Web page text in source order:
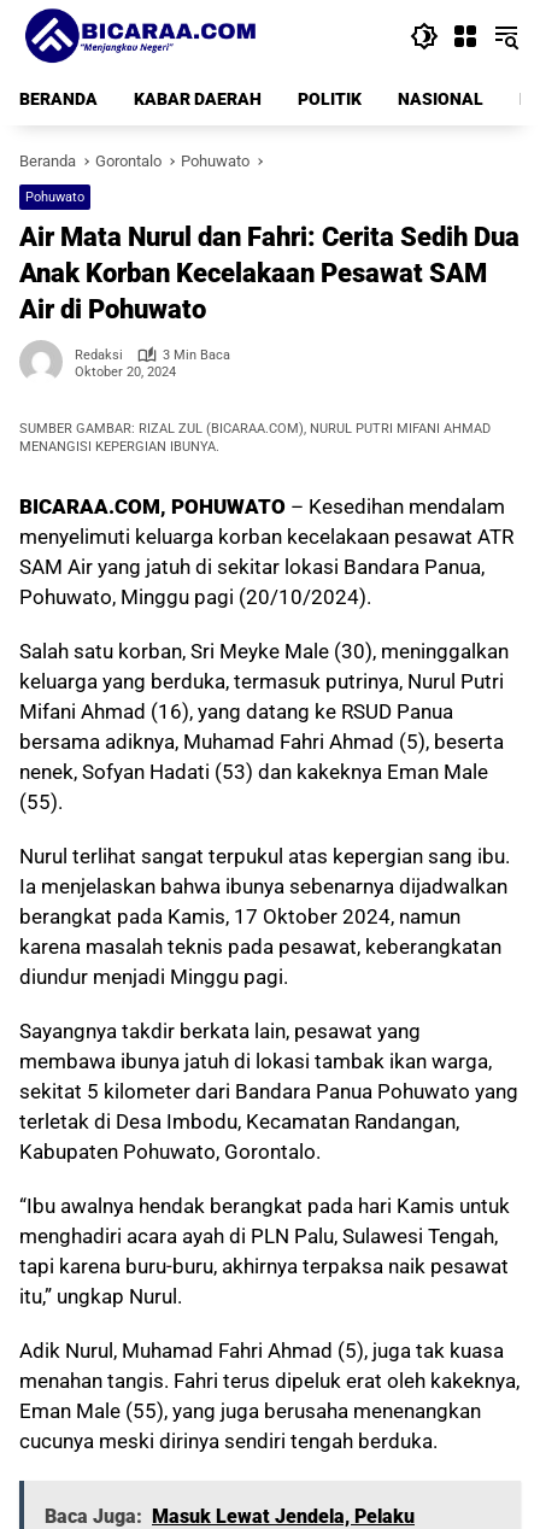
Langsung
konten
BERANDA
KABAR DAERAH POLITIK NASIONAL
Beranda Gorontalo Pohuwato
Pohuwato
Air Mata Nurul dan Fahri: Cerita Sedih Dua
Anak Korban Kecelakaan Pesawat SAM
Air di Pohuwato
Redaksi
3 Min Baca
Oktober 20, 2024
SUMBER GAMBAR: RIZAL ZUL (BICARAA.COM), NURUL PUTRI MIFANI AHMAD
MENANGISI KEPERGIAN IBUNYA.
BICARAA.COM, POHUWATO – Kesedihan mendalam
menyelimuti keluarga korban kecelakaan pesawat ATR
SAM Air yang jatuh di sekitar lokasi Bandara Panua,
Pohuwato, Minggu pagi (20/10/2024).
Salah satu korban, Sri Meyke Male (30), meninggalkan
keluarga yang berduka, termasuk putrinya, Nurul Putri
Mifani Ahmad (16), yang datang ke RSUD Panua
bersama adiknya, Muhamad Fahri Ahmad (5), beserta
nenek, Sofyan Hadati (53) dan kakeknya Eman Male
(55).
Nurul terlihat sangat terpukul atas kepergian sang ibu.
Ia menjelaskan bahwa ibunya sebenarnya dijadwalkan
berangkat pada Kamis, 17 Oktober 2024, namun
karena masalah teknis pada pesawat, keberangkatan
diundur menjadi Minggu pagi.
Sayangnya takdir berkata lain, pesawat yang
membawa ibunya jatuh di lokasi tambak ikan warga,
sekitat 5 kilometer dari Bandara Panua Pohuwato yang
terletak di Desa Imbodu, Kecamatan Randangan,
Kabupaten Pohuwato, Gorontalo.
“Ibu awalnya hendak berangkat pada hari Kamis untuk
menghadiri acara ayah di PLN Palu, Sulawesi Tengah,
tapi karena buru-buru, akhirnya terpaksa naik pesawat
itu,” ungkap Nurul.
Adik Nurul, Muhamad Fahri Ahmad (5), juga tak kuasa
menahan tangis. Fahri terus dipeluk erat oleh kakeknya,
Eman Male (55), yang juga berusaha menenangkan
cucunya meski dirinya sendiri tengah berduka.
Baca Juga: Masuk Lewat Jendela, Pelaku